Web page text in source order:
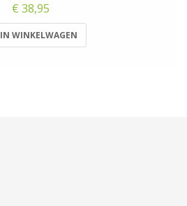
€ 38,95
IN WINKELWAGEN